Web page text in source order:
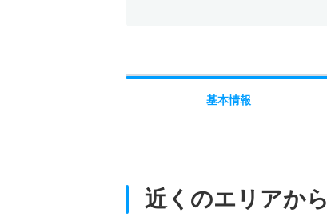
基本情報
近くのエリアから